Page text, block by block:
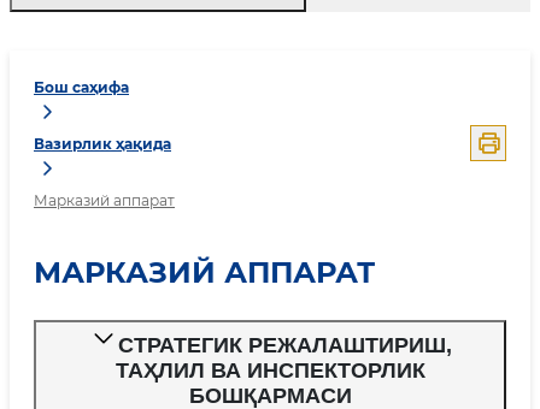
Бош саҳифа
Вазирлик ҳақида
Марказий аппарат
МАРКАЗИЙ АППАРАТ
СТРАТЕГИК РЕЖАЛАШТИРИШ,
ТАҲЛИЛ ВА ИНСПЕКТОРЛИК
БОШҚАРМАСИ